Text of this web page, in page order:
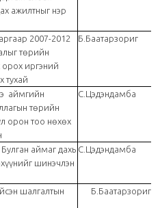
ажилтныг нэр
2007-2012
төрийн
орох иргэний
тухай
Б.Баатарзориг
аймгийн
төрийн
орон тоо нөхөх
С.Цэдэндамба
аймаг дахь
шинэчлэн
С.Цэдэндамба
шалгалтын
Б.Баатарзориг